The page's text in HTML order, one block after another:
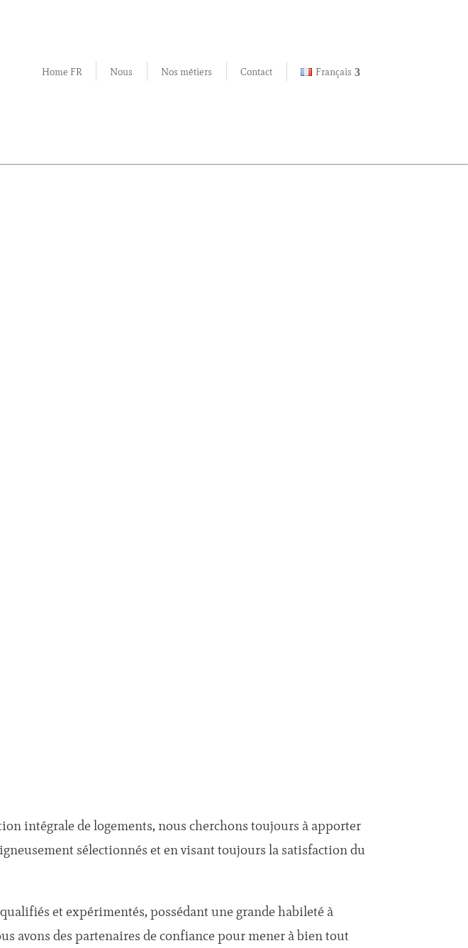
Home FR Nous Nos métiers Contact Français
intégrale de logements, nous cherchons toujours à apporter
sélectionnés et en visant toujours la satisfaction du
et expérimentés, possédant une grande habileté à
avons des partenaires de confiance pour mener à bien tout